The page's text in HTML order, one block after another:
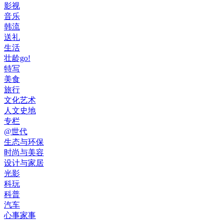
影视
音乐
韩流
送礼
生活
壮龄go!
特写
美食
旅行
文化艺术
人文史地
专栏
@世代
生态与环保
时尚与美容
设计与家居
光影
科玩
科普
汽车
心事家事